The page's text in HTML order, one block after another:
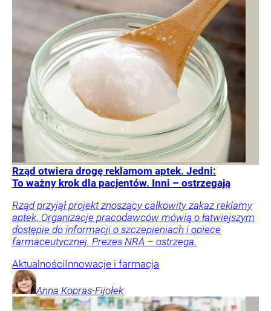
Rząd otwiera drogę reklamom aptek. Jedni:
To ważny krok dla pacjentów. Inni – ostrzegają
Rząd przyjął projekt znoszący całkowity zakaz reklamy
aptek. Organizacje pracodawców mówią o łatwiejszym
dostępie do informacji o szczepieniach i opiece
farmaceutycznej. Prezes NRA – ostrzega.
AktualnościInnowacje i farmacja
Anna Kopras-Fijołek